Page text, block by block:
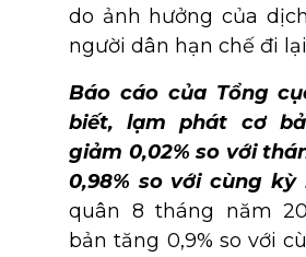
do ảnh hưởng của
người dân hạn chế đi
Báo cáo của Tổng
biết, lạm phát cơ
giảm 0,02% so với
0,98% so với cùng
quân 8 tháng năm
bản tăng 0,9% so với